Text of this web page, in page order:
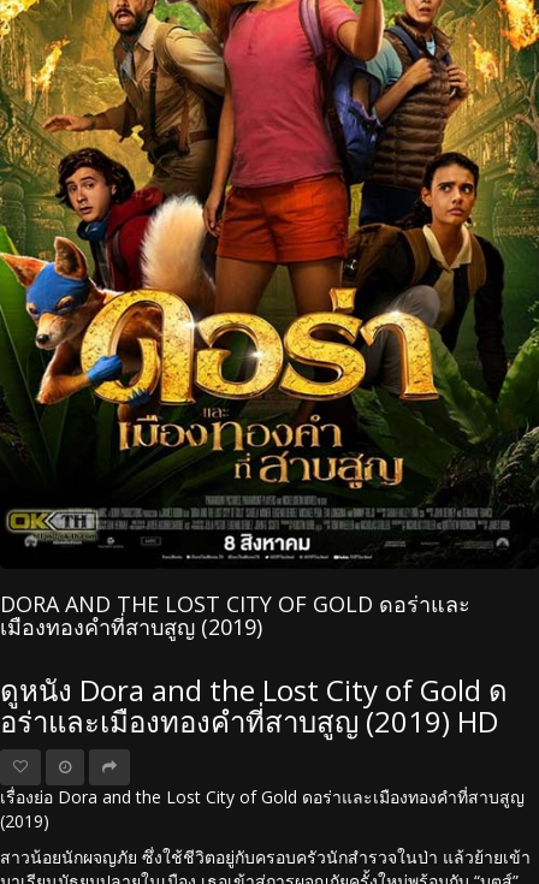
DORA AND THE LOST CITY OF GOLD ดอร่า​และ
เมืองทองคำที่สาบสูญ (2019)
ดูหนัง Dora and the Lost City of Gold ด
อร่า​และเมืองทองคำที่สาบสูญ (2019) HD
เรื่องย่อ Dora and the Lost City of Gold ดอร่า​และเมืองทองคำที่สาบสูญ
(2019)
สาวน้อยนักผจญภัย ซึ่งใช้ชีวิตอยู่กับครอบครัวนักสำรวจในป่า แล้วย้ายเข้า